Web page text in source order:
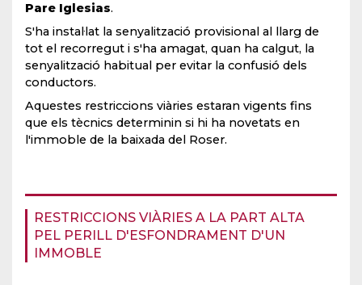
RESTRICCIONS VIÀRIES A LA PART ALTA
PEL PERILL D'ESFONDRAMENT D'UN
IMMOBLE
Pare Iglesias.
S'ha instal·lat la senyalització provisional al llarg de
tot el recorregut i s'ha amagat, quan ha calgut, la
senyalització habitual per evitar la confusió dels
conductors.
Aquestes restriccions viàries estaran vigents fins
que els tècnics determinin si hi ha novetats en
l'immoble de la baixada del Roser.